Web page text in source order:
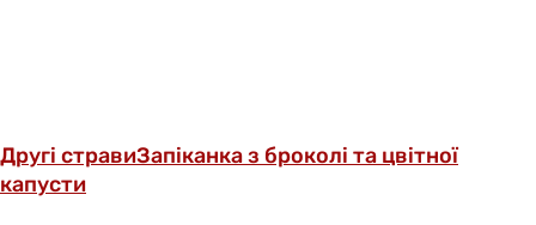
Другі стравиЗапіканка з броколі та цвітної
капусти